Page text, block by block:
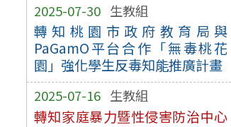
2025-07-30 生教組
轉知桃園市政府教育局與
PaGamO平台合作「無毒桃花
園」強化學生反毒知能推廣計畫
2025-07-16 生教組
轉知家庭暴力暨性侵害防治中心